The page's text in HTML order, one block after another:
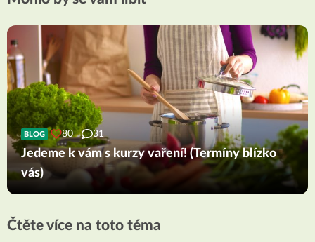
BLOG 80 31
Jedeme k vám s kurzy vaření! (Termíny blízko
vás)
Čtěte více na toto téma